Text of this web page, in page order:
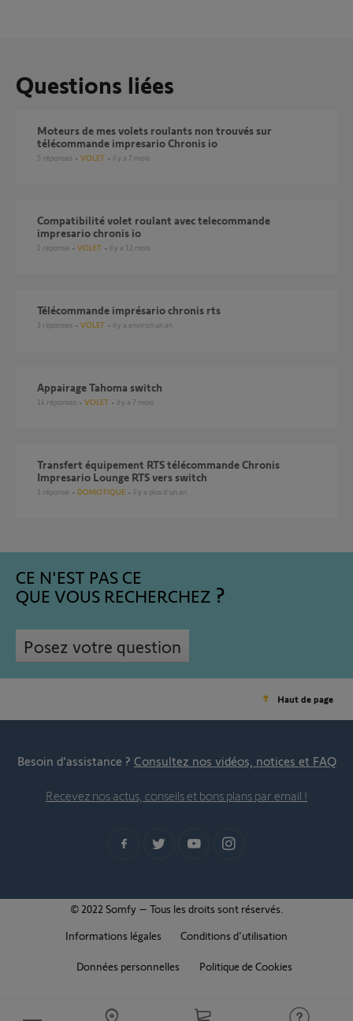
Questions liées
Moteurs de mes volets roulants non trouvés sur
télécommande impresario Chronis io
5 réponses VOLET il y a 7 mois
compatibilité volet roulant avec telecommande
impresario chronis io
1 réponse VOLET il y a 12 mois
Télécommande imprésario chronis rts
3 réponses VOLET il y a environ un an
Appairage Tahoma switch
14 réponses VOLET il y a 7 mois
Transfert équipement RTS télécommande Chronis
Impresario Lounge RTS vers switch
1 réponse DOMOTIQUE il y a plus d'un an
CE N'EST PAS CE
QUE VOUS RECHERCHEZ
Posez votre question
Haut de page
Besoin d’assistance ? Consultez nos vidéos, notices et FAQ
Recevez nos actus, conseils et bons plans par email !
© 2022 Somfy – Tous les droits sont réservés.
Informations légales
Conditions d'utilisation
Données personnelles Politique de Cookies